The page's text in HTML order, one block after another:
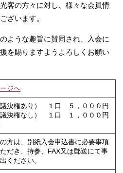
客の方々に対し、様々な会員情
ざいます。
ような趣旨に賛同され、入会に
を賜りますようよろしくお願い
ジへ
議決権あり） １口 ５，０００円
議決権なし） １口 １，０００円
方は、別紙入会申込書に必要事項
だき、持参、FAX又は郵送にて事
ください。